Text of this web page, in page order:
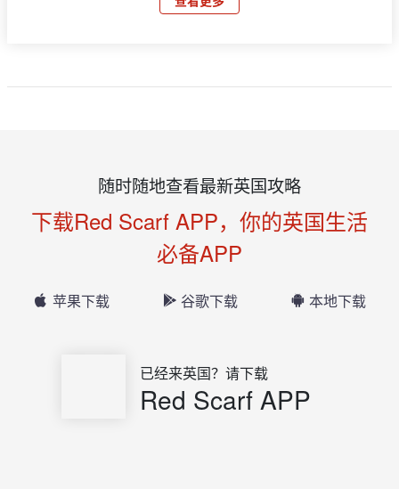
随时随地查看最新英国攻略
下载Red Scarf APP，你的英国生活
必备APP
苹果下载 谷歌下载 本地下载
已经来英国？请下载
Red Scarf APP